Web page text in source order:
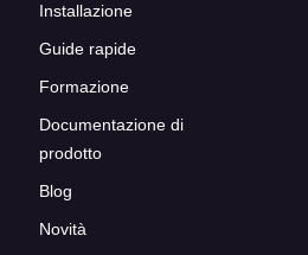
Installazione
Guide rapide
Formazione
Documentazione di
prodotto
Blog
Novità